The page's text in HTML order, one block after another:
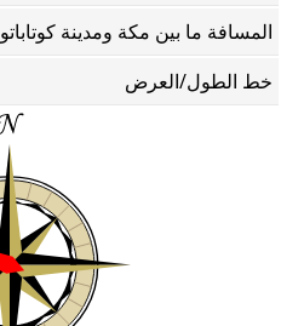
المسافة ما بين مكة ومدينة كوتاباتو
خط الطول/العرض